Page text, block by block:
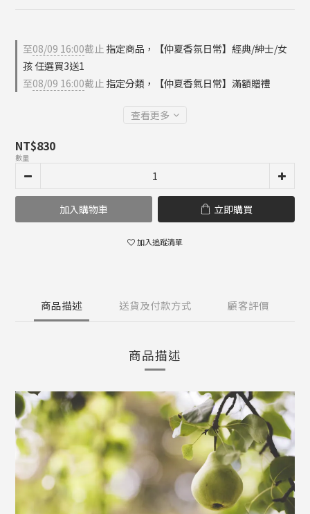
至08/09 16:00截止 指定商品，【仲夏香氛日常】經典/紳士/女
孩 任選買3送1
至08/09 16:00截止 指定分類，【仲夏香氣日常】滿額贈禮
查看更多
NT$830
數量
加入購物車 立即購買
加入追蹤清單
商品描述 送貨及付款方式 顧客評價
商品描述